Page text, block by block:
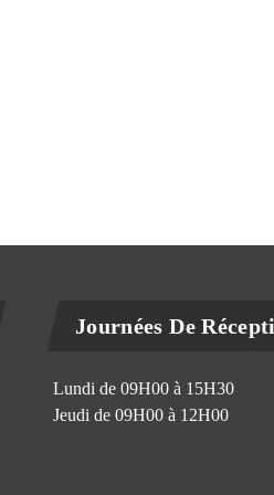
Journées De
Lundi de 09H00 à 15H30
Jeudi de 09H00 à 12H00